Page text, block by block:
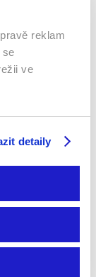
reklam
se
ve
detaily
LG, VIDAA